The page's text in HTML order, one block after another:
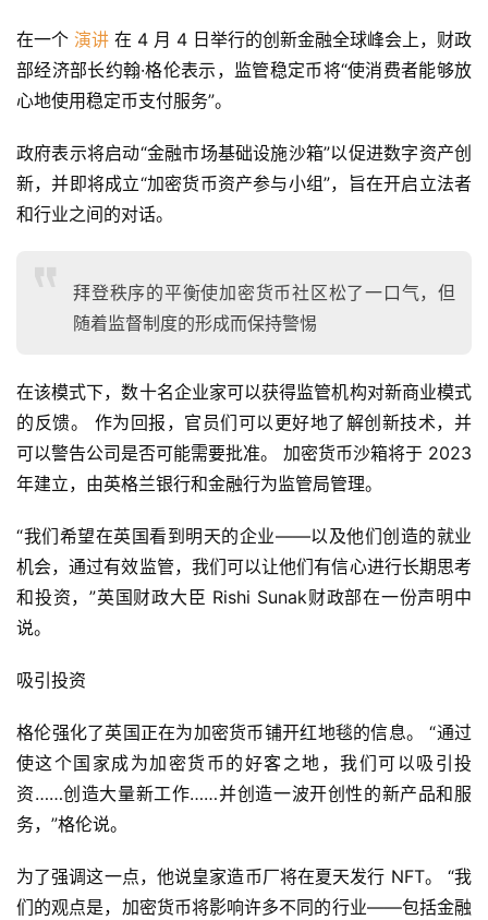
首
页
快
信
仰
a
r
9
9
9
指
数
在一个 演讲 在 4 月 4 日举行的创新金融全球峰会上，财政
部经济部长约翰·格伦表示，监管稳定币将“使消费者能够放
心地使用稳定币支付服务”。
政府表示将启动“金融市场基础设施沙箱”以促进数字资产创
新，并即将成立“加密货币资产参与小组”，旨在开启立法者
和行业之间的对话。
拜登秩序的平衡使加密货币社区松了一口气，但
随着监督制度的形成而保持警惕
在该模式下，数十名企业家可以获得监管机构对新商业模式
的反馈。 作为回报，官员们可以更好地了解创新技术，并
可以警告公司是否可能需要批准。 加密货币沙箱将于 2023
年建立，由英格兰银行和金融行为监管局管理。
“我们希望在英国看到明天的企业——以及他们创造的就业
机会，通过有效监管，我们可以让他们有信心进行长期思考
和投资，”英国财政大臣 Rishi Sunak财政部在一份声明中
说。
吸引投资
格伦强化了英国正在为加密货币铺开红地毯的信息。 “通过
使这个国家成为加密货币的好客之地，我们可以吸引投
资……创造大量新工作……并创造一波开创性的新产品和服
务，”格伦说。
为了强调这一点，他说皇家造币厂将在夏天发行 NFT。 “我
们的观点是，加密货币将影响许多不同的行业——包括金融